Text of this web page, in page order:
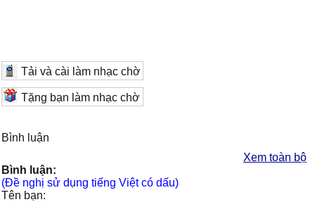
Tải và cài làm nhạc chờ
Tặng bạn làm nhạc chờ
Bình luận
Xem toàn bộ
Bình luận:
(Đề nghị sử dụng tiếng Việt có dấu)
Tên bạn: